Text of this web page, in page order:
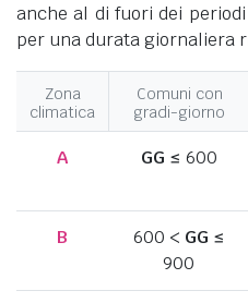
anche al di fuori dei
per una durata giornaliera
Zona
climatica
Comuni con
gradi-giorno
A GG ≤ 600
B 600 < GG ≤
900